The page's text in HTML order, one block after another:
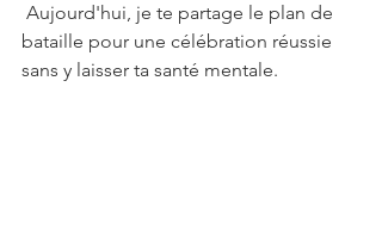
Aujourd'hui, je te partage le plan de
bataille pour une célébration réussie
sans y laisser ta santé mentale.